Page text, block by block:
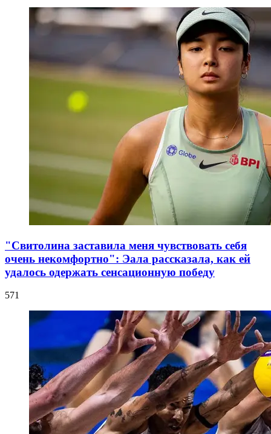
"Свитолина заставила меня чувствовать себя
очень некомфортно": Эала рассказала, как ей
удалось одержать сенсационную победу
571